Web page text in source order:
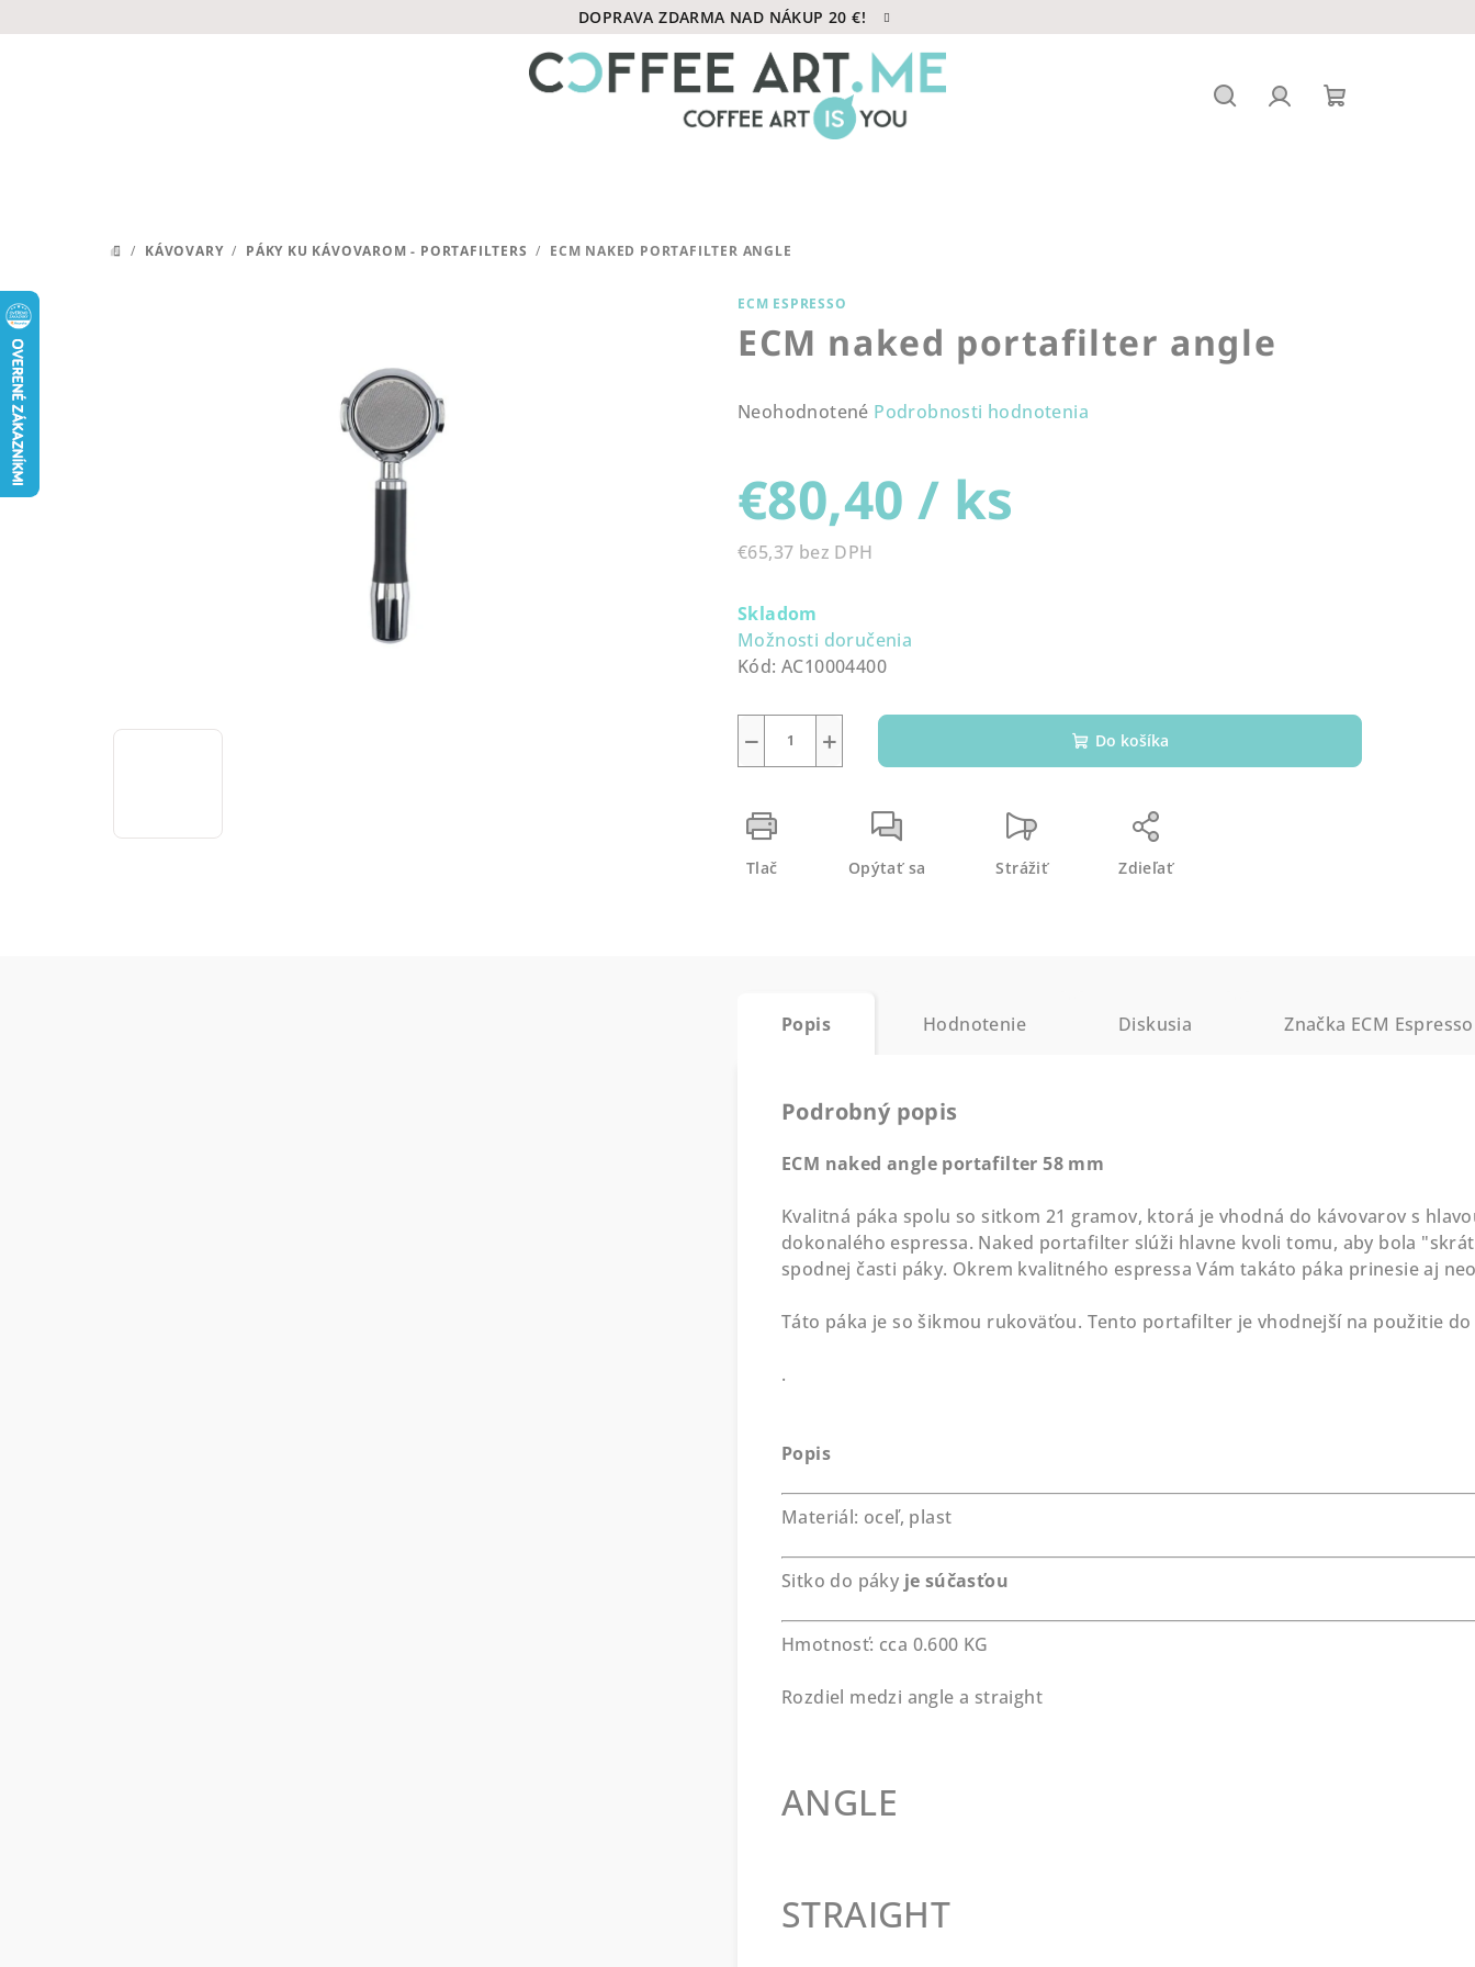
na
DOPRAVA ZDARMA NAD NÁKUP 20 €!
DOMOV
/ KÁVOVARY / PÁKY KU KÁVOVAROM - PORTAFILTERS / ECM NAKED PORTAFILTER ANGLE
ECM ESPRESSO
ECM naked portafilter angle
Priemerné
je
0,0
z
Neohodnotené Podrobnosti hodnotenia
€80,40 / ks
€65,37 bez DPH
cena:
Skladom
Možnosti doručenia
Kód: AC10004400
+
− Do košíka
Tlač Opýtať sa Strážiť Zdieľať
Popis Hodnotenie Diskusia Značka ECM Espresso
Podrobný popis
ECM naked angle portafilter 58 mm
Kvalitná páka spolu so sitkom 21 gramov, ktorá je vhodná do kávovarov s
dokonalého espressa. Naked portafilter slúži hlavne kvoli tomu, aby bola
spodnej časti páky. Okrem kvalitného espressa Vám takáto páka prinesie aj
Táto páka je so šikmou rukoväťou. Tento portafilter je vhodnejší na použitie
.
Popis
Materiál: oceľ, plast
Sitko do páky je súčasťou
Hmotnosť: cca 0.600 KG
Rozdiel medzi angle a straight
ANGLE
STRAIGHT